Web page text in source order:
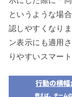
というような場
認しやすくなり
ン表示にも適用
りやすいスマー